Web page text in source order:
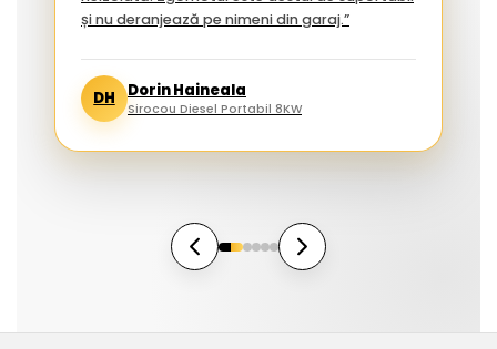
și nu deranjează pe nimeni din garaj.”
DH Dorin Haineala
Sirocou Diesel Portabil 8KW